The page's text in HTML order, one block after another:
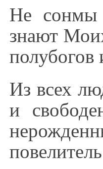
Не сонмы
знают
Из всех
и